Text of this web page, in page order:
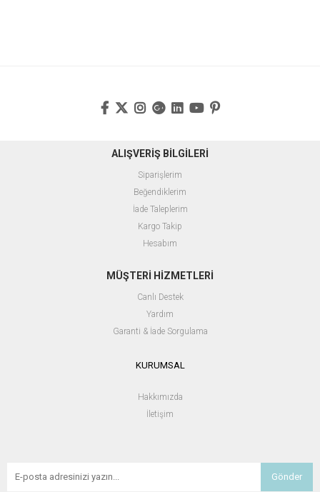
ALIŞVERİŞ BİLGİLERİ
Siparişlerim
Beğendiklerim
İade Taleplerim
Kargo Takip
Hesabım
MÜŞTERİ HİZMETLERİ
Canlı Destek
Yardım
Garanti & İade Sorgulama
KURUMSAL
Hakkımızda
İletişim
Gönder